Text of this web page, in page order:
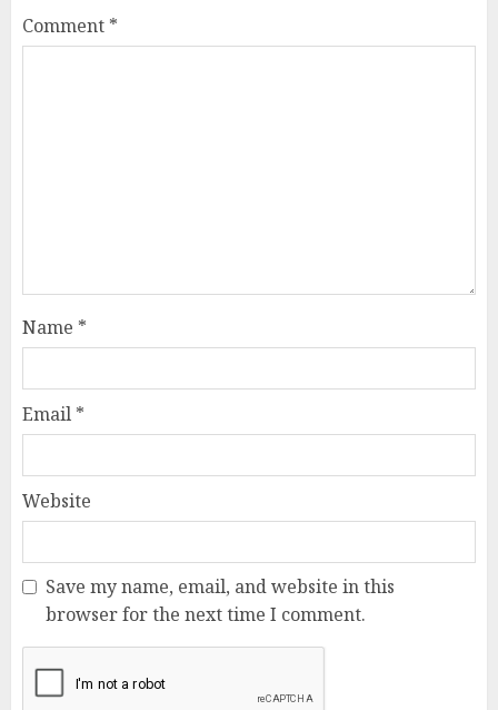
Comment *
Name *
Email *
Website
Save my name, email, and website in this
browser for the next time I comment.